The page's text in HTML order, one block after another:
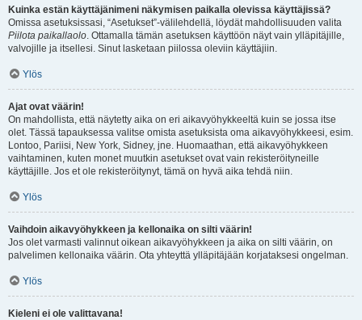
Kuinka estän käyttäjänimeni näkymisen paikalla olevissa käyttäjissä?
Omissa asetuksissasi, “Asetukset”-välilehdellä, löydät mahdollisuuden valita
Piilota paikallaolo. Ottamalla tämän asetuksen käyttöön näyt vain ylläpitäjille,
valvojille ja itsellesi. Sinut lasketaan piilossa oleviin käyttäjiin.
Ylös
Ajat ovat väärin!
On mahdollista, että näytetty aika on eri aikavyöhykkeeltä kuin se jossa itse
olet. Tässä tapauksessa valitse omista asetuksista oma aikavyöhykkeesi, esim.
Lontoo, Pariisi, New York, Sidney, jne. Huomaathan, että aikavyöhykkeen
vaihtaminen, kuten monet muutkin asetukset ovat vain rekisteröityneille
käyttäjille. Jos et ole rekisteröitynyt, tämä on hyvä aika tehdä niin.
Ylös
Vaihdoin aikavyöhykkeen ja kellonaika on silti väärin!
Jos olet varmasti valinnut oikean aikavyöhykkeen ja aika on silti väärin, on
palvelimen kellonaika väärin. Ota yhteyttä ylläpitäjään korjataksesi ongelman.
Ylös
Kieleni ei ole valittavana!